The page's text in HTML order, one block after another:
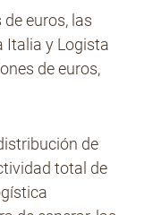
euros, las
Italia y Logista
de euros,
de
total de